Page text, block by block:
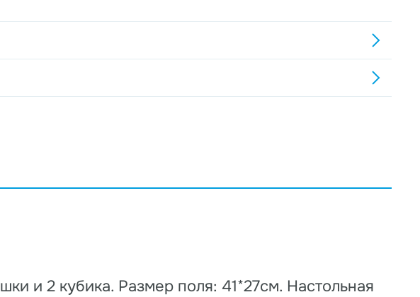
и 2 кубика. Размер поля: 41*27см. Настольная